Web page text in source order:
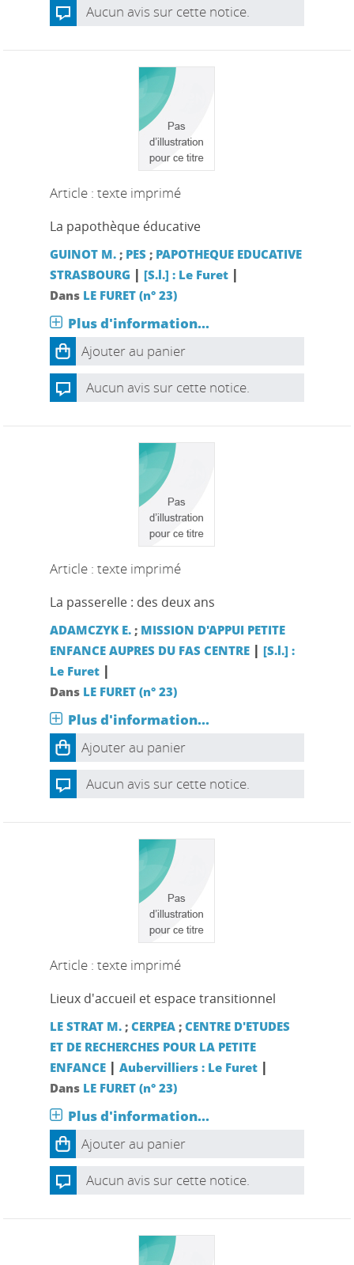
Aucun avis sur cette notice.
Article : texte imprimé
La papothèque éducative
GUINOT M. ; PES ; PAPOTHEQUE EDUCATIVE
STRASBOURG |[S.l.] : Le Furet |
Dans LE FURET (n° 23)
Plus d'information...
Ajouter au panier
Aucun avis sur cette notice.
Article : texte imprimé
La passerelle : des deux ans
ADAMCZYK E. ; MISSION D'APPUI PETITE
ENFANCE AUPRES DU FAS CENTRE |[S.l.] :
Le Furet |
Dans LE FURET (n° 23)
Plus d'information...
Ajouter au panier
Aucun avis sur cette notice.
Article : texte imprimé
Lieux d'accueil et espace transitionnel
LE STRAT M. ;CERPEA ;CENTRE D'ETUDES
ET DE RECHERCHES POUR LA PETITE
ENFANCE |Aubervilliers : Le Furet |
Dans LE FURET (n° 23)
Plus d'information...
Ajouter au panier
Aucun avis sur cette notice.